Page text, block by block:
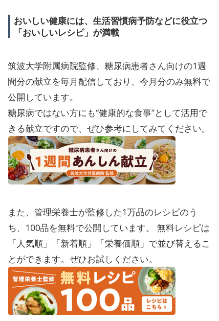
おいしい健康には、生活習慣病予防などに役立つ
「おいしいレシピ」が満載
筑波大学附属病院監修、糖尿病患者さん向けの1週
間分の献立を毎月配信しており、今月分のみ無料で
公開しています。
糖尿病ではない方にも“健康的な食事”として活用で
きる献立ですので、ぜひ参考にしてみてください。
また、管理栄養士が監修した1万品のレシピのう
ち、100品を無料で公開しています。 無料レシピは
「人気順」「新着順」「栄養価順」で並び替えるこ
とができます。ぜひお試しください。